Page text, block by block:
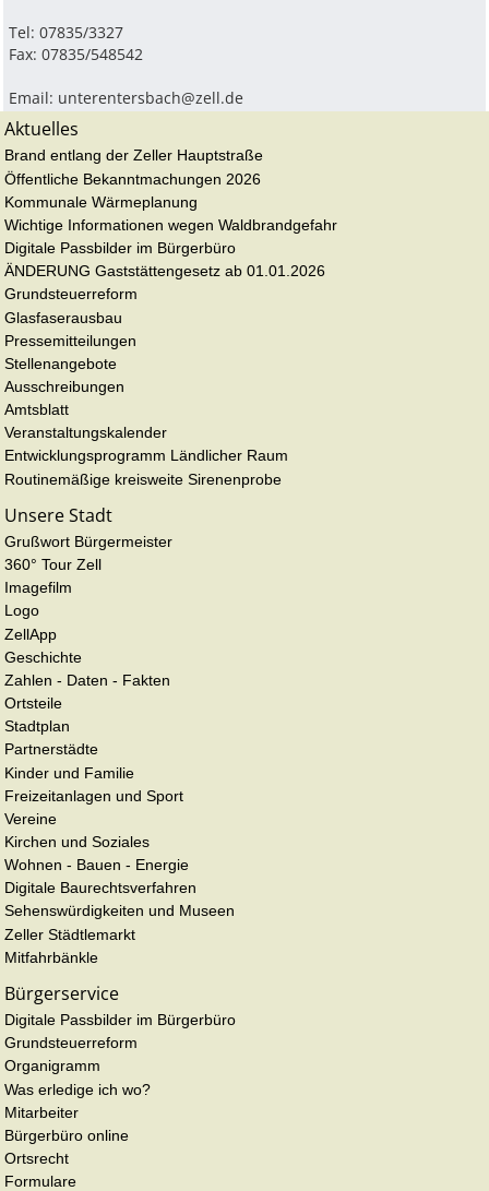
Tel: 07835/3327
Fax: 07835/548542
Email: unterentersbach@zell.de
Aktuelles
Brand entlang der Zeller Hauptstraße
Öffentliche Bekanntmachungen 2026
Kommunale Wärmeplanung
Wichtige Informationen wegen Waldbrandgefahr
Digitale Passbilder im Bürgerbüro
ÄNDERUNG Gaststättengesetz ab 01.01.2026
Grundsteuerreform
Glasfaserausbau
Pressemitteilungen
Stellenangebote
Ausschreibungen
Amtsblatt
Veranstaltungskalender
Entwicklungsprogramm Ländlicher Raum
Routinemäßige kreisweite Sirenenprobe
Unsere Stadt
Grußwort Bürgermeister
360° Tour Zell
Imagefilm
Logo
ZellApp
Geschichte
Zahlen - Daten - Fakten
Ortsteile
Stadtplan
Partnerstädte
Kinder und Familie
Freizeitanlagen und Sport
Vereine
Kirchen und Soziales
Wohnen - Bauen - Energie
Digitale Baurechtsverfahren
Sehenswürdigkeiten und Museen
Zeller Städtlemarkt
Mitfahrbänkle
Bürgerservice
Digitale Passbilder im Bürgerbüro
Grundsteuerreform
Organigramm
Was erledige ich wo?
Mitarbeiter
Bürgerbüro online
Ortsrecht
Formulare